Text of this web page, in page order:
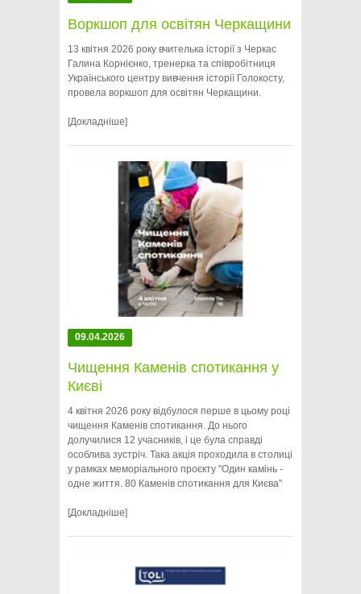
Воркшоп для освітян Черкащини
13 квітня 2026 року вчителька історії з Черкас
Галина Корнієнко, тренерка та співробітниця
Українського центру вивчення історії Голокосту,
провела воркшоп для освітян Черкащини.
[Докладніше]
09.04.2026
Чищення Каменів спотикання у
Києві
4 квітня 2026 року відбулося перше в цьому році
чищення Каменів спотикання. До нього
долучилися 12 учасників, і це була справді
особлива зустріч. Така акція проходила в столиці
у рамках меморіального проєкту "Один камінь -
одне життя. 80 Каменів спотикання для Києва"
[Докладніше]